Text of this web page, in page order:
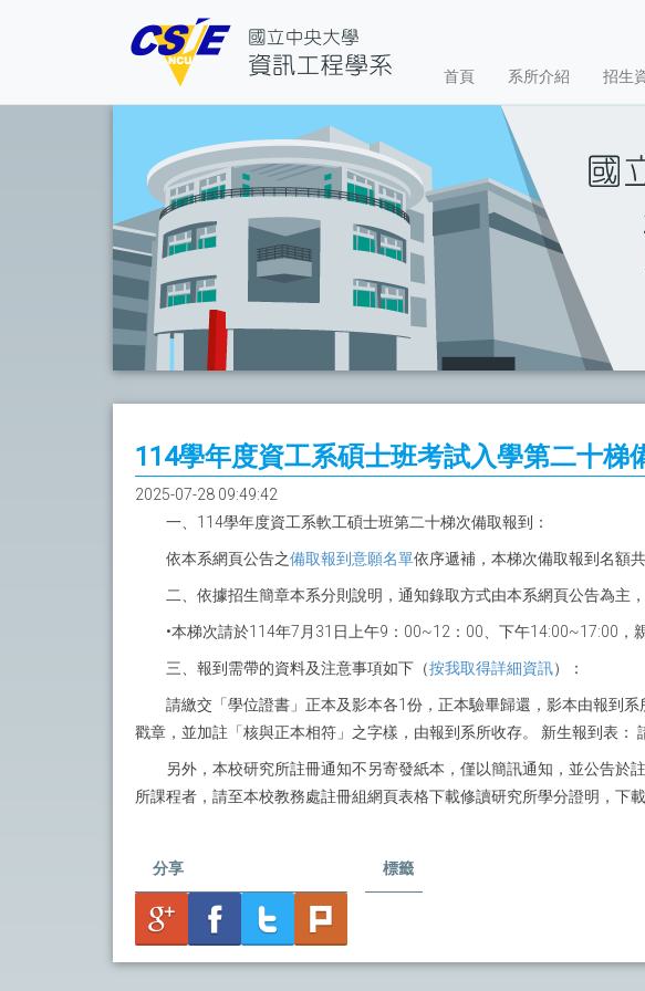
首頁 系所介紹 招生
114學年度資工系碩士班考試入學第二十梯
2025-07-28 09:49:42
一、114學年度資工系軟工碩士班第二十梯次備取報到：
依本系網頁公告之備取報到意願名單依序遞補，本梯次備取報到名額
二、依據招生簡章本系分則說明，通知錄取方式由本系網頁公告為
•本梯次請於114年7月31日上午9：00~12：00、下午14:00~17:00
三、報到需帶的資料及注意事項如下（按我取得詳細資訊）：
請繳交「學位證書」正本及影本各1份，正本驗畢歸還，影本由報到
戳章，並加註「核與正本相符」之字樣，由報到系所收存。 新生報到表
另外，本校研究所註冊通知不另寄發紙本，僅以簡訊通知，並公告
所課程者，請至本校教務處註冊組網頁表格下載修讀研究所學分證明，
分享 標籤